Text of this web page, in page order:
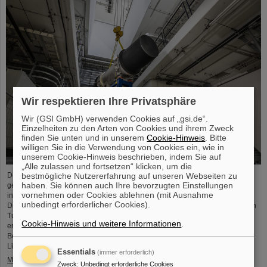
Der Startschuss für die Installation der FAIR-Beschleunigermaschine ist
gefallen. Die hoch präzisen Montagearbeiten in den Gebäuden der
internationalen Beschleunigeranlage FAIR in Darmstadt haben begonnen:
Die ersten tonnenschweren Magnete wurden erfolgreich in dem ringförmigen
Tunnel, 17 Meter unter der Erde, positioniert. Dies markiert einen
entscheidenden Fortschritt in der Realisierung des hochmodernen
Beschleunigers, der Ionen aller Elemente bis auf 99 Prozent der
Lichtgeschwindigkeit…
Mehr »
Wir respektieren Ihre Privatsphäre
Wir (GSI GmbH) verwenden Cookies auf „gsi.de“.
Einzelheiten zu den Arten von Cookies und ihrem Zweck
finden Sie unten und in unseremCookie-Hinweis . Bitte
willigen Sie in die Verwendung von Cookies ein, wie in
unserem Cookie-Hinweis beschrieben, indem Sie auf
„Alle zulassen und fortsetzen“ klicken, um die
bestmögliche Nutzererfahrung auf unseren Webseiten zu
haben. Sie können auch Ihre bevorzugten Einstellungen
vornehmen oder Cookies ablehnen (mit Ausnahme
unbedingt erforderlicher Cookies).
Cookie-Hinweis und weitere Informationen
Essentials (immer erforderlich)
Zweck: Unbedingt erforderliche Cookies